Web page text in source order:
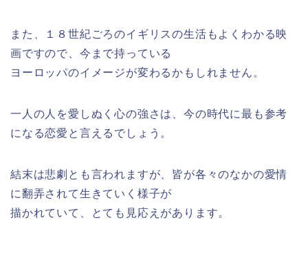
また、１８世紀ごろのイギリスの生活もよくわかる映
画ですので、今まで持っている
ヨーロッパのイメージが変わるかもしれません。
一人の人を愛しぬく心の強さは、今の時代に最も参考
になる恋愛と言えるでしょう。
結末は悲劇とも言われますが、皆が各々のなかの愛情
に翻弄されて生きていく様子が
描かれていて、とても見応えがあります。